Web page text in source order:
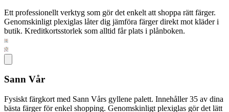
Ett professionellt verktyg som gör det enkelt att shoppa rätt färger.
Genomskinligt plexiglas låter dig jämföra färger direkt mot kläder i
butik. Kreditkortsstorlek som alltid får plats i plånboken.
Sann Vår
Fysiskt färgkort med Sann Vårs gyllene palett. Innehåller 35 av dina
bästa färger för enkel shopping. Genomskinligt plexiglas gör det lätt